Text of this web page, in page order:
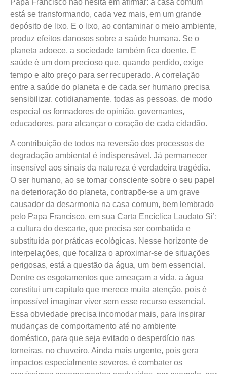
Papa Francisco não hesita em afirmar: a casa comum
está se transformando, cada vez mais, em um grande
depósito de lixo. E o lixo, ao contaminar o meio ambiente,
produz efeitos danosos sobre a saúde humana. Se o
planeta adoece, a sociedade também fica doente. E
saúde é um dom precioso que, quando perdido, exige
tempo e alto preço para ser recuperado. A correlação
entre a saúde do planeta e de cada ser humano precisa
sensibilizar, cotidianamente, todas as pessoas, de modo
especial os formadores de opinião, governantes,
educadores, para alcançar o coração de cada cidadão.
A contribuição de todos na reversão dos processos de
degradação ambiental é indispensável. Já permanecer
insensível aos sinais da natureza é verdadeira tragédia.
O ser humano, ao se tornar consciente sobre o seu papel
na deterioração do planeta, contrapõe-se a um grave
causador da desarmonia na casa comum, bem lembrado
pelo Papa Francisco, em sua Carta Encíclica Laudato Si’:
a cultura do descarte, que precisa ser combatida e
substituída por práticas ecológicas. Nesse horizonte de
interpelações, que focaliza o aproximar-se de situações
perigosas, está a questão da água, um bem essencial.
Dentre os esgotamentos que ameaçam a vida, a água
constitui um capítulo que merece muita atenção, pois é
impossível imaginar viver sem esse recurso essencial.
Essa obviedade precisa incomodar mais, para inspirar
mudanças de comportamento até no ambiente
doméstico, para que seja evitado o desperdício nas
torneiras, no chuveiro. Ainda mais urgente, pois gera
impactos especialmente severos, é combater os